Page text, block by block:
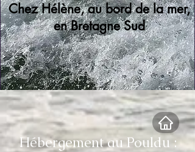
Chez Hélène, au bord de la mer,
en Bretagne Sud
Hébergement au Pouldu :